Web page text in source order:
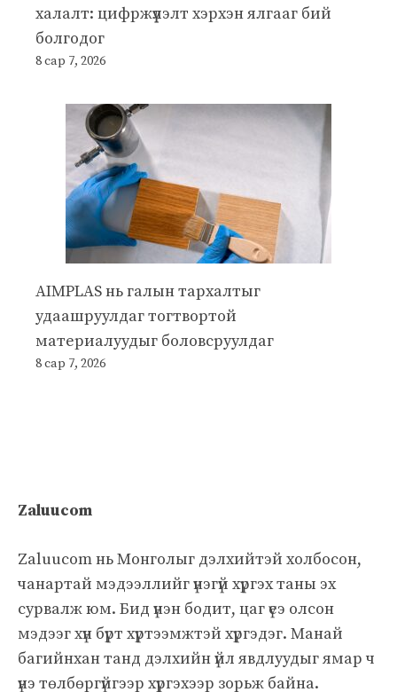
халалт: цифржүүлэлт хэрхэн ялгааг бий
болгодог
8 сар 7, 2026
AIMPLAS нь галын тархалтыг
удаашруулдаг тогтвортой
материалуудыг боловсруулдаг
8 сар 7, 2026
Zaluucom
Zaluucom нь Монголыг дэлхийтэй холбосон,
чанартай мэдээллийг үнэгүй хүргэх таны эх
сурвалж юм. Бид үнэн бодит, цаг үеэ олсон
мэдээг хүн бүрт хүртээмжтэй хүргэдэг. Манай
багийнхан танд дэлхийн үйл явдлуудыг ямар ч
үнэ төлбөргүйгээр хүргэхээр зорьж байна.